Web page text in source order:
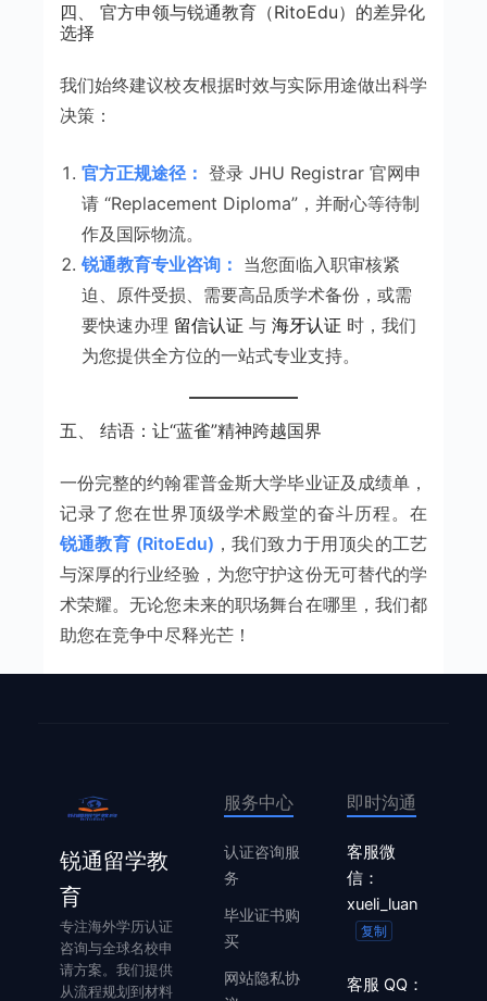
四、 官方申领与锐通教育（RitoEdu）的差异化
选择
我们始终建议校友根据时效与实际用途做出科学
决策：
官方正规途径： 登录 JHU Registrar 官网申
请 “Replacement Diploma”，并耐心等待制
作及国际物流。
锐通教育专业咨询： 当您面临入职审核紧
迫、原件受损、需要高品质学术备份，或需
要快速办理 留信认证 与 海牙认证 时，我们
为您提供全方位的一站式专业支持。
五、 结语：让“蓝雀”精神跨越国界
一份完整的约翰霍普金斯大学毕业证及成绩单，
记录了您在世界顶级学术殿堂的奋斗历程。在
锐通教育 (RitoEdu) ，我们致力于用顶尖的工艺
与深厚的行业经验，为您守护这份无可替代的学
术荣耀。无论您未来的职场舞台在哪里，我们都
助您在竞争中尽释光芒！
锐通留学教
育
专注海外学历认证
咨询与全球名校申
请方案。我们提供
从流程规划到材料
服务中心
认证咨询服
务
毕业证书购
买
网站隐私协
即时沟通
客服微
信：
xueli_luan
复制
客服 QQ：